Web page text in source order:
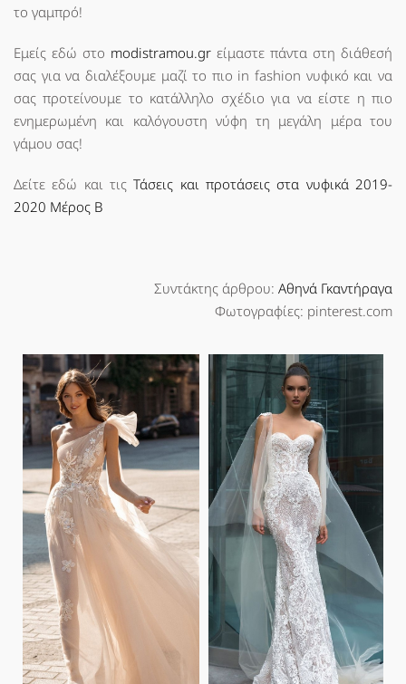
το γαμπρό!
Εμείς εδώ στο modistramou.gr είμαστε πάντα στη διάθεσή
σας για να διαλέξουμε μαζί το πιο in fashion νυφικό και να
σας προτείνουμε το κατάλληλο σχέδιο για να είστε η πιο
ενημερωμένη και καλόγουστη νύφη τη μεγάλη μέρα του
γάμου σας!
Δείτε εδώ και τιςΤάσεις και προτάσεις στα νυφικά 2019-
2020 Μέρος Β
Συντάκτης άρθρου: Αθηνά Γκαντήραγα
Φωτογραφίες: pinterest.com